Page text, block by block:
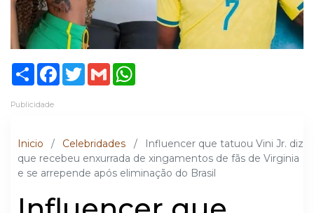
ShareFacebook
TwitterGmail
Publicidade
Inicio / Celebridades /
Influencer que tatuou Vini Jr. diz
que recebeu enxurrada de xingamentos de fãs de Virginia
e se arrepende após eliminação do Brasil